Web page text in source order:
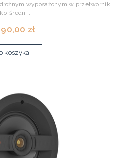
wyposażonym w przetwornik
średni...
zł
koszyka